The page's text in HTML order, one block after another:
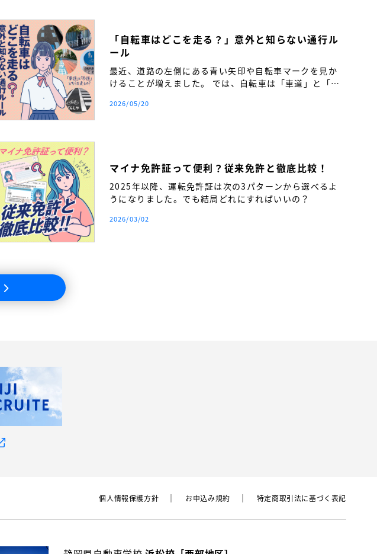
「自転車はどこを走る？」意外と知らない通行ル
ール
最近、道路の左側にある青い矢印や自転車マークを見か
けることが増えました。 では、自転車は「車道」と「歩
2026/05/20
マイナ免許証って便利？従来免許と徹底比較！
2025年以降、運転免許証は次の3パターンから選べるよ
うになりました。でも結局どれにすればいいの？
2026/03/02
個⼈情報保護⽅針 お申込み規約 特定商取引法に基づく表記